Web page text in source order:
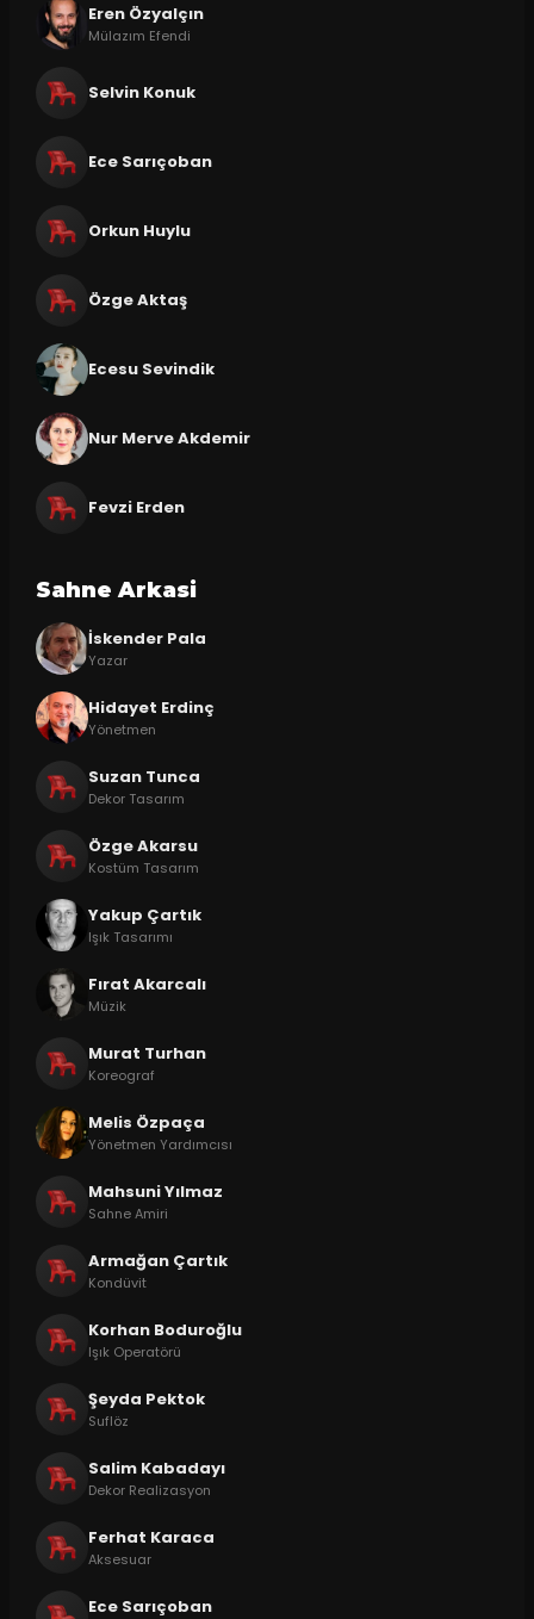
Eren Özyalçın
Mülazım Efendi
Selvin Konuk
Ece Sarıçoban
Orkun Huylu
Özge Aktaş
Ecesu Sevindik
Nur Merve Akdemir
Fevzi Erden
Sahne Arkasi
İskender Pala
Yazar
Hidayet Erdinç
Yönetmen
Suzan Tunca
Dekor Tasarım
Özge Akarsu
Kostüm Tasarım
Yakup Çartık
Işık Tasarımı
Fırat Akarcalı
Müzik
Murat Turhan
Koreograf
Melis Özpaça
Yönetmen Yardımcısı
Mahsuni Yılmaz
Sahne Amiri
Armağan Çartık
Kondüvit
Korhan Boduroğlu
Işık Operatörü
Şeyda Pektok
Suflöz
Salim Kabadayı
Dekor Realizasyon
Ferhat Karaca
Aksesuar
Ece Sarıçoban